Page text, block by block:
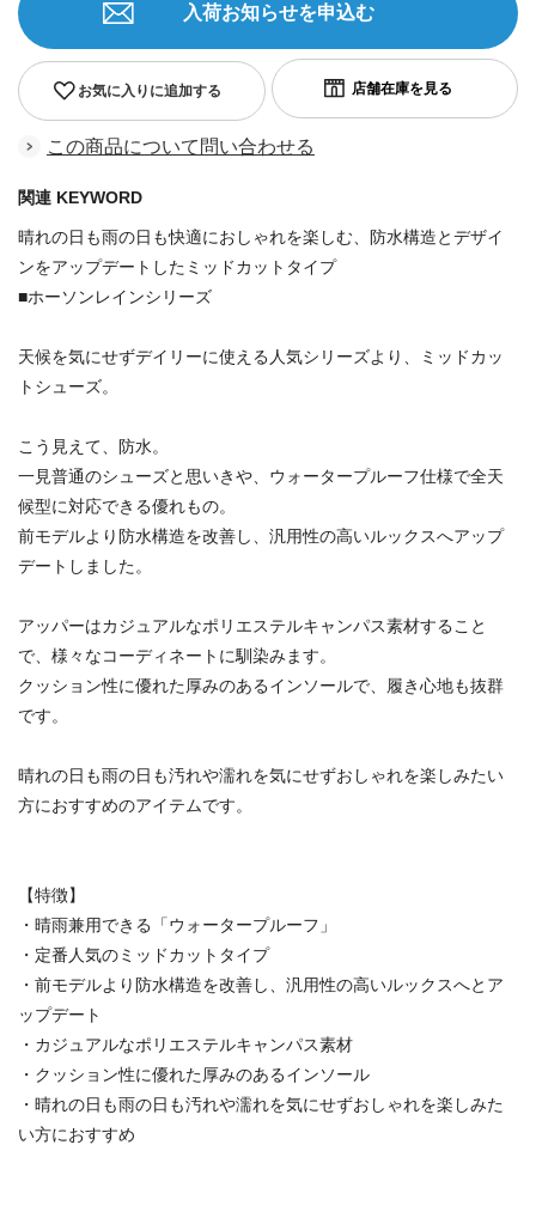
お気に入りに追加する
入荷お知らせを申込む
この商品について問い合わせる
関連 KEYWORD
晴れの日も雨の日も快適におしゃれを楽しむ、防水構造とデザイ
ンをアップデートしたミッドカットタイプ
■ホーソンレインシリーズ
天候を気にせずデイリーに使える人気シリーズより、ミッドカッ
トシューズ。
こう見えて、防水。
一見普通のシューズと思いきや、ウォータープルーフ仕様で全天
候型に対応できる優れもの。
前モデルより防水構造を改善し、汎用性の高いルックスへアップ
デートしました。
アッパーはカジュアルなポリエステルキャンパス素材すること
で、様々なコーディネートに馴染みます。
クッション性に優れた厚みのあるインソールで、履き心地も抜群
です。
晴れの日も雨の日も汚れや濡れを気にせずおしゃれを楽しみたい
方におすすめのアイテムです。
【特徴】
・晴雨兼用できる「ウォータープルーフ」
・定番人気のミッドカットタイプ
・前モデルより防水構造を改善し、汎用性の高いルックスへとア
ップデート
・カジュアルなポリエステルキャンパス素材
・クッション性に優れた厚みのあるインソール
・晴れの日も雨の日も汚れや濡れを気にせずおしゃれを楽しみた
い方におすすめ